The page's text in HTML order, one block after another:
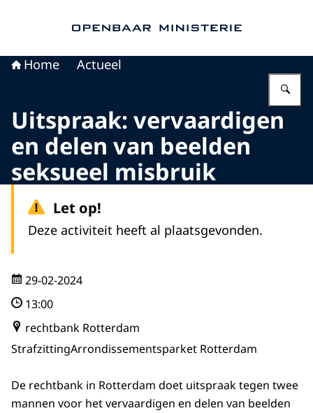
Home Actueel
Uitspraak: vervaardigen
en delen van beelden
seksueel misbruik
Let op!
Deze activiteit heeft al plaatsgevonden.
29-02-2024
13:00
rechtbank Rotterdam
StrafzittingArrondissementsparket Rotterdam
De rechtbank in Rotterdam doet uitspraak tegen twee
mannen voor het vervaardigen en delen van beelden